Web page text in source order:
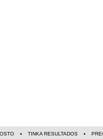
TINKA RESULTADOS